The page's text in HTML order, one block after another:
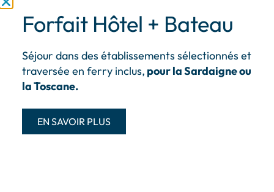
Forfait Hôtel + Bateau
Séjour dans des établissements sélectionnés et
traversée en ferry inclus, pour la Sardaigne ou
la Toscane.
EN SAVOIR PLUS